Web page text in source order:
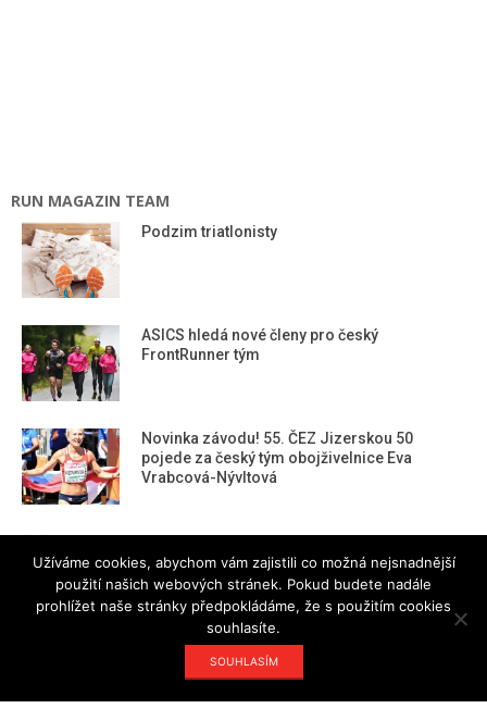
RUN MAGAZIN TEAM
Podzim triatlonisty
ASICS hledá nové členy pro český
FrontRunner tým
Novinka závodu! 55. ČEZ Jizerskou 50
pojede za český tým obojživelnice Eva
Vrabcová-Nývltová
Kdy jindy, než teď… Novoroční virtuální běh i
Užíváme cookies, abychom vám zajistili co možná nejsnadnější
použití našich webových stránek. Pokud budete nadále
prohlížet naše stránky předpokládáme, že s použitím cookies
souhlasíte.
SOUHLASÍM